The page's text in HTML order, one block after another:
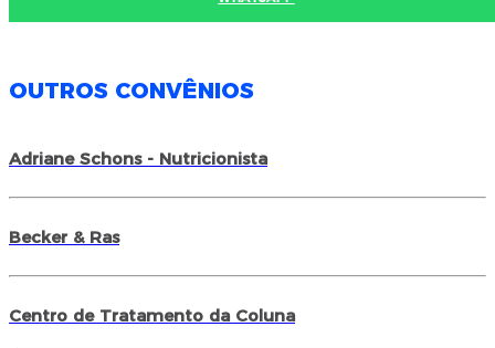
OUTROS CONVÊNIOS
Adriane Schons - Nutricionista
Becker & Ras
Centro de Tratamento da Coluna